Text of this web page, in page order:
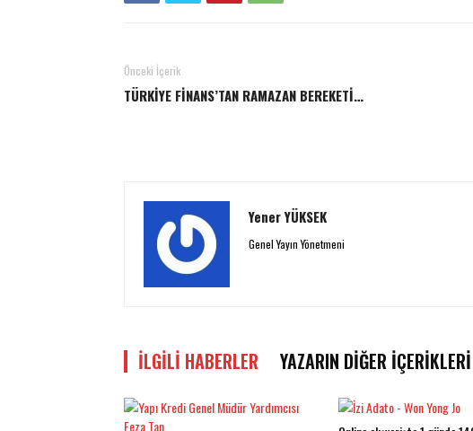
Önceki İçerik
TÜRKİYE FİNANS’TAN RAMAZAN BEREKETİ…
Yener YÜKSEK
Genel Yayın Yönetmeni
İLGILI HABERLER YAZARIN DIĞER İÇERIKLERI